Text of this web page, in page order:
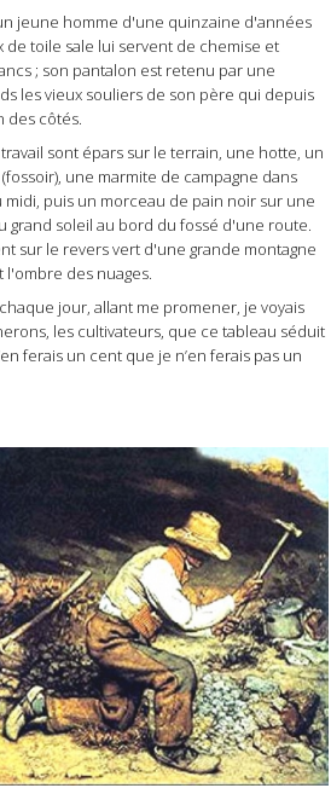
jeune homme d'une quinzaine d'années
de toile sale lui servent de chemise et
; son pantalon est retenu par une
les vieux souliers de son père qui depuis
des côtés.
sont épars sur le terrain, une hotte, un
une marmite de campagne dans
puis un morceau de pain noir sur une
grand soleil au bord du fossé d'une route.
sur le revers vert d'une grande montagne
des nuages.
jour, allant me promener, je voyais
les cultivateurs, que ce tableau séduit
ferais un cent que je n’en ferais pas un